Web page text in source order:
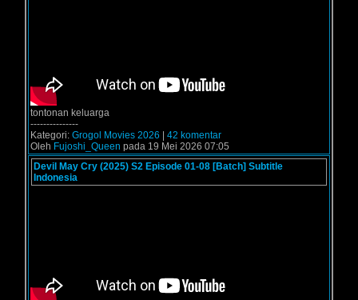
tontonan keluarga
---------------
Kategori: Grogol Movies 2026
42 komentar
Oleh Fujoshi_Queen pada 19 Mei 2026 07:05
Devil May Cry (2025) S2 Episode 01-08 [Batch] Subtitle
Indonesia